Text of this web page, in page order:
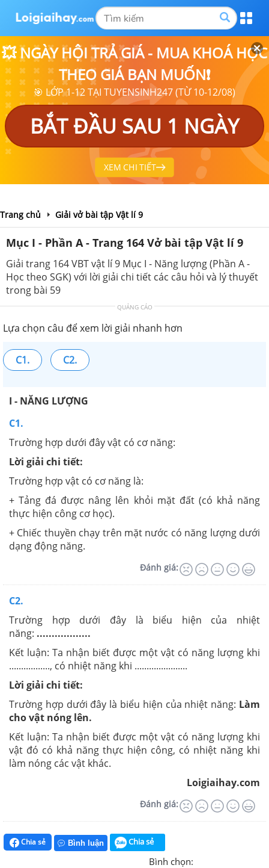
💥 NGÀY HỘI TRẢ GIÁ - MUA KHOÁ HỌC
THEO GIÁ BẠN MUỐN❗
🎯 LỚP 1-12 TẠI TUYENSINH247 (TỪ 10-12/08)
BẮT ĐẦU SAU 1 NGÀY
XEM CHI TIẾT
Trang chủ Giải vở bài tập Vật lí 9
Mục I - Phần A - Trang 164 Vở bài tập Vật lí 9
Giải trang 164 VBT vật lí 9 Mục I - Năng lượng (Phần A -
Học theo SGK) với lời giải chi tiết các câu hỏi và lý thuyết
trong bài 59
QUẢNG CÁO
Lựa chọn câu để xem lời giải nhanh hơn
C1. C2.
I - NĂNG LƯỢNG
C1.
Trường hợp dưới đây vật có cơ năng:
Lời giải chi tiết:
Trường hợp vật có cơ năng là:
+ Tảng đá được nâng lên khỏi mặt đất (có khả năng
thực hiện công cơ học).
+ Chiếc thuyền chạy trên mặt nước có năng lượng dưới
dạng động năng.
Đánh giá:
C2.
Trường hợp dưới đây là biểu hiện của nhiệt
năng: ..................
Kết luận: Ta nhận biết được một vật có năng lượng khi
................., có nhiệt năng khi ......................
Lời giải chi tiết:
Trường hợp dưới đây là biểu hiện của nhiệt năng: Làm
cho vật nóng lên.
Kết luận: Ta nhận biết được một vật có năng lượng khi
vật đó có khả năng thực hiện công, có nhiệt năng khi
làm nóng các vật khác.
Loigiaihay.com
Đánh giá:
Chia sẻ Bình luận Chia sẻ
Bình chọn: